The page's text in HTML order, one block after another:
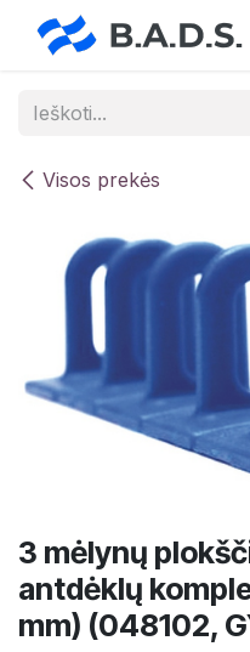
Skip to Content
Visos prekės
3 mėlynų
antdėklų
mm) (048102,